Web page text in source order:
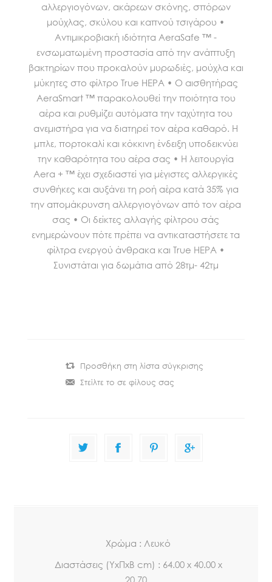
αλλεργιογόνων, ακάρεων σκόνης, σπόρων
μούχλας, σκύλου και καπνού τσιγάρου •
Αντιμικροβιακή ιδιότητα AeraSafe ™ -
ενσωματωμένη προστασία από την ανάπτυξη
βακτηρίων που προκαλούν μυρωδιές, μούχλα και
μύκητες στο φίλτρο True HEPA • Ο αισθητήρας
AeraSmart ™ παρακολουθεί την ποιότητα του
αέρα και ρυθμίζει αυτόματα την ταχύτητα του
ανεμιστήρα για να διατηρεί τον αέρα καθαρό. Η
μπλε, πορτοκαλί και κόκκινη ένδειξη υποδεικνύει
την καθαρότητα του αέρα σας • Η λειτουργία
Aera + ™ έχει σχεδιαστεί για μέγιστες αλλεργικές
συνθήκες και αυξάνει τη ροή αέρα κατά 35% για
την απομάκρυνση αλλεργιογόνων από τον αέρα
σας • Οι δείκτες αλλαγής φίλτρου σάς
ενημερώνουν πότε πρέπει να αντικαταστήσετε τα
φίλτρα ενεργού άνθρακα και True HEPA •
Συνιστάται για δωμάτια από 28τμ- 42τμ
Xρώμα : Λευκό
Διαστάσεις (ΥxΠxΒ cm) : 64.00 x 40.00 x